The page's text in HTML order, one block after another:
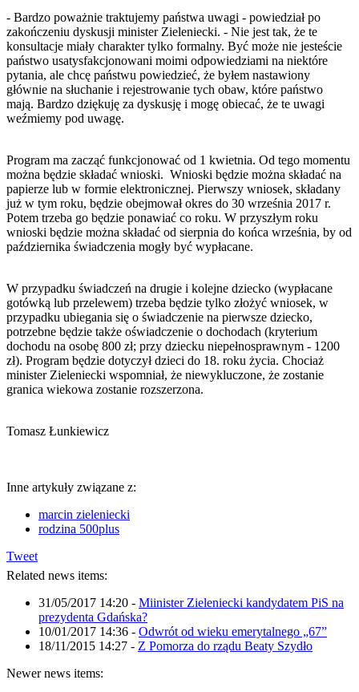
- Bardzo poważnie traktujemy państwa uwagi - powiedział po
zakończeniu dyskusji minister Zieleniecki. - Nie jest tak, że te
konsultacje miały charakter tylko formalny. Być może nie jesteście
państwo usatysfakcjonowani moimi odpowiedziami na niektóre
pytania, ale chcę państwu powiedzieć, że byłem nastawiony
głównie na słuchanie i rejestrowanie tych obaw, które państwo
mają. Bardzo dziękuję za dyskusję i mogę obiecać, że te uwagi
weźmiemy pod uwagę.
Program ma zacząć funkcjonować od 1 kwietnia. Od tego momentu
można będzie składać wnioski. Wnioski będzie można składać na
papierze lub w formie elektronicznej. Pierwszy wniosek, składany
już w tym roku, będzie obejmował okres do 30 września 2017 r.
Potem trzeba go będzie ponawiać co roku. W przyszłym roku
wnioski będzie można składać od sierpnia do końca września, by od
października świadczenia mogły być wypłacane.
W przypadku świadczeń na drugie i kolejne dziecko (wypłacane
gotówką lub przelewem) trzeba będzie tylko złożyć wniosek, w
przypadku ubiegania się o świadczenie na pierwsze dziecko,
potrzebne będzie także oświadczenie o dochodach (kryterium
dochodu na osobę 800 zł; przy dziecku niepełnosprawnym - 1200
zł). Program będzie dotyczył dzieci do 18. roku życia. Chociaż
minister Zieleniecki wspomniał, że niewykluczone, że zostanie
granica wiekowa zostanie rozszerzona.
Tomasz Łunkiewicz
Inne artykuły związane z:
marcin zieleniecki
rodzina 500plus
Tweet
Related news items:
31/05/2017 14:20 - Miinister Zieleniecki kandydatem PiS na
prezydenta Gdańska?
10/01/2017 14:36 - Odwrót od wieku emerytalnego „67”
18/11/2015 14:27 - Z Pomorza do rządu Beaty Szydło
Newer news items: